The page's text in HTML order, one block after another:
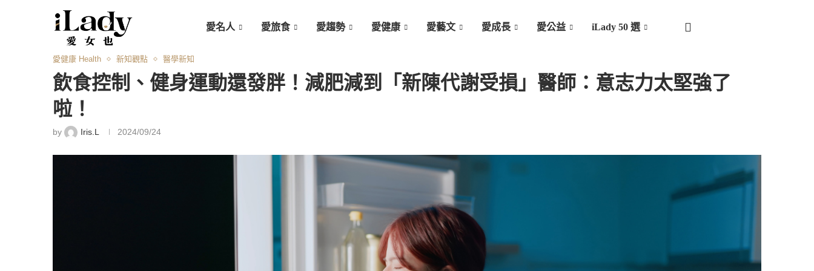
愛名人 愛旅食 愛趨勢 愛健康 愛藝文 愛成長 愛公益 iLady 50 選
愛健康 Health 新知觀點 醫學新知
飲食控制、健身運動還發胖！減肥減到「新陳代謝受損」醫師：意志力太堅強了
啦！
by Iris.L 2024/09/24